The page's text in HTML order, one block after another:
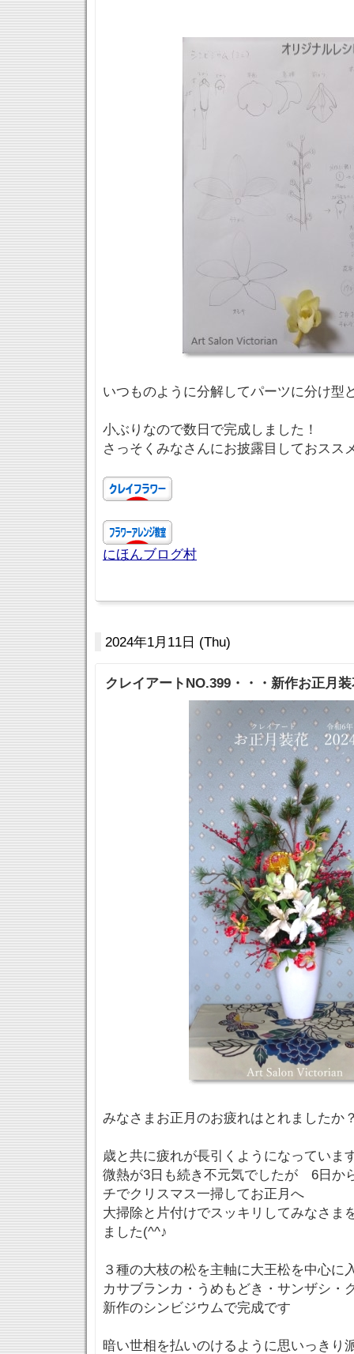
いつものように分解してパーツに分け型
小ぶりなので数日で完成しました！
さっそくみなさんにお披露目しておスス
にほんブログ村
2024年1月11日 (Thu)
クレイアートNO.399・・・新作お正月
みなさまお正月のお疲れはとれましたか
歳と共に疲れが長引くようになっていま
微熱が3日も続き不元気でしたが 6日か
チでクリスマス一掃してお正月へ
大掃除と片付けでスッキリしてみなさま
ました(^^♪
３種の大枝の松を主軸に大王松を中心に
カサブランカ・うめもどき・サンザシ・
新作のシンビジウムで完成です
暗い世相を払いのけるように思いっきり